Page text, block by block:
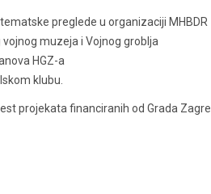
preglede u organizaciji MHBDR
muzeja i Vojnog groblja
HGZ-a
klubu.
projekata financiranih od Grada